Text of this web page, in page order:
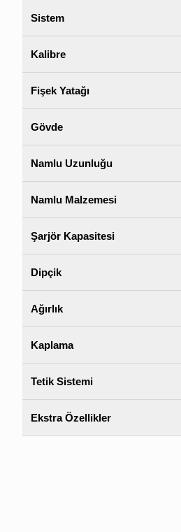
Sistem
Kalibre
Fişek Yatağı
Gövde
Namlu Uzunluğu
Namlu Malzemesi
Şarjör Kapasitesi
Dipçik
Ağırlık
Kaplama
Tetik Sistemi
Ekstra Özellikler